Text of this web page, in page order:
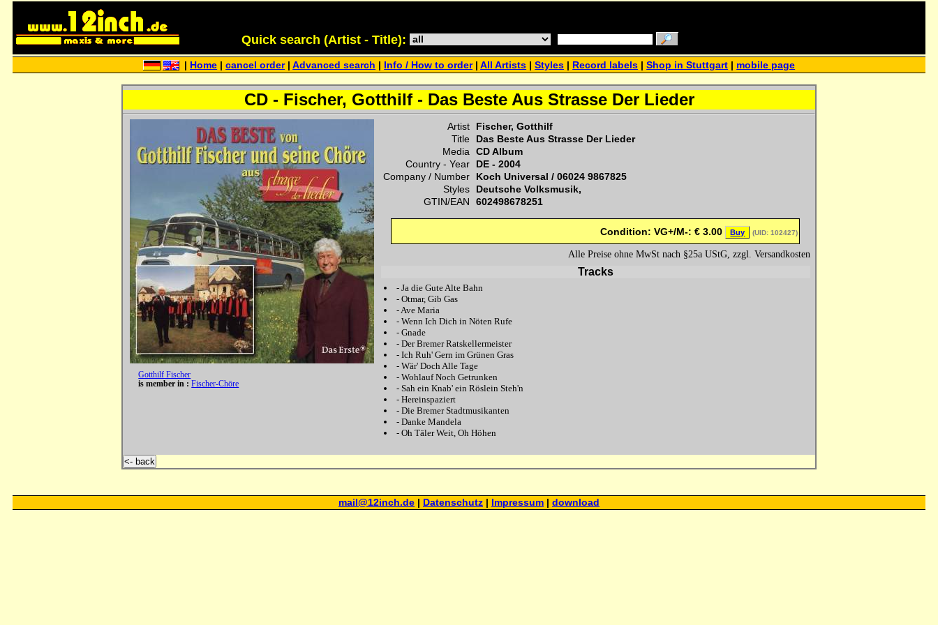
Quick search (Artist - Title):
Home |cancel order|Advanced search Info / How to order|All Artists |Styles Record labels |Shop in Stuttgart mobile page
CD - Fischer, Gotthilf - Das Beste Aus Strasse Der Lieder
Gotthilf Fischer
is member in :Fischer-Chöre
Artist
Fischer, Gotthilf
Title
Das Beste Aus Strasse Der Lieder
Media
CD Album
Country - Year
DE - 2004
Company / Number
Koch Universal / 06024 9867825
Styles
Deutsche Volksmusik,
GTIN/EAN
602498678251
Condition: VG+/M-:€ 3.00 Buy (UID: 102427)
Alle Preise ohne MwSt nach §25a UStG, zzgl. Versandkosten
Tracks
-Ja die Gute Alte Bahn
-Otmar, Gib Gas
-Ave Maria
-Wenn Ich Dich in Nöten Rufe
-Gnade
-Der Bremer Ratskellermeister
-Ich Ruh' Gern im Grünen Gras
-Wär' Doch Alle Tage
-Wohlauf Noch Getrunken
-Sah ein Knab' ein Röslein Steh'n
-Hereinspaziert
-Die Bremer Stadtmusikanten
-Danke Mandela
-Oh Täler Weit, Oh Höhen
<- back
mail@12inch.de | Datenschutz | Impressum | download